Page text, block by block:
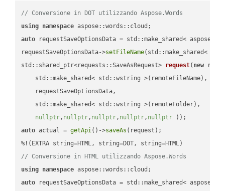
// Conversione in DOT utilizzando Aspose.Words
using namespace
auto requestSaveOptionsData = std::make_shared<
requestSaveOptionsData->setFileName(std::make_shared<
std::shared_ptr<requests::SaveAsRequest> request( new
    std::make_shared< std::wstring >(remoteFileName),
    requestSaveOptionsData,
    std::make_shared< std::wstring >(remoteFolder),
nullptr, nullptr, nullptr, nullptr, nullptr ))
auto actual = getApi()->saveAs (request);
// Conversione in HTML utilizzando Aspose.Words
using namespace
auto requestSaveOptionsData = std::make_shared<